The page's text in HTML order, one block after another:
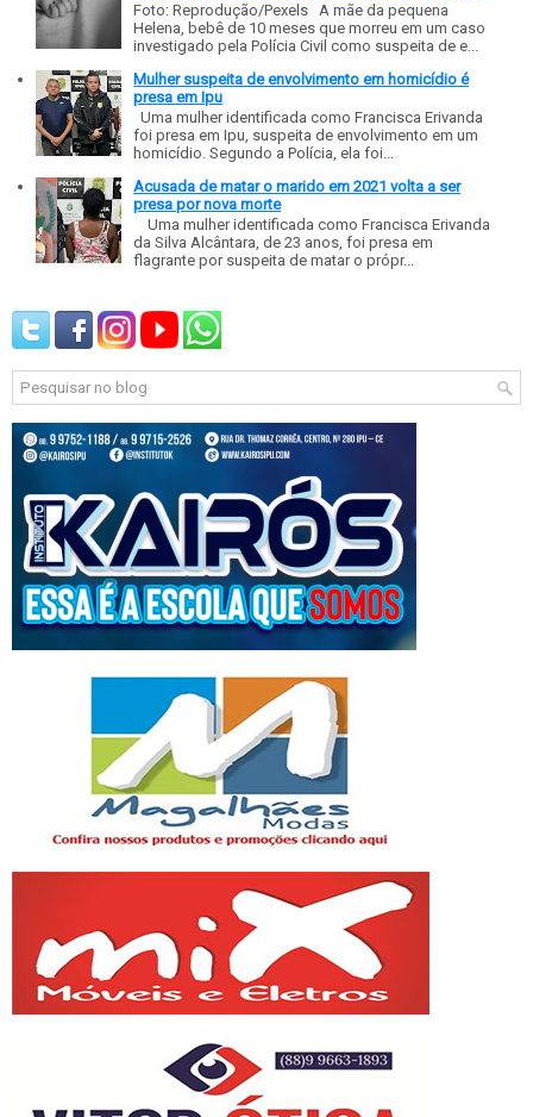
Foto: Reprodução/Pexels A mãe da pequena
Helena, bebê de 10 meses que morreu em um caso
investigado pela Polícia Civil como suspeita de e...
Mulher suspeita de envolvimento em homicídio é
presa em Ipu
Uma mulher identificada como Francisca Erivanda
foi presa em Ipu, suspeita de envolvimento em um
homicídio. Segundo a Polícia, ela foi...
Acusada de matar o marido em 2021 volta a ser
presa por nova morte
Uma mulher identificada como Francisca Erivanda
da Silva Alcântara, de 23 anos, foi presa em
flagrante por suspeita de matar o própr...